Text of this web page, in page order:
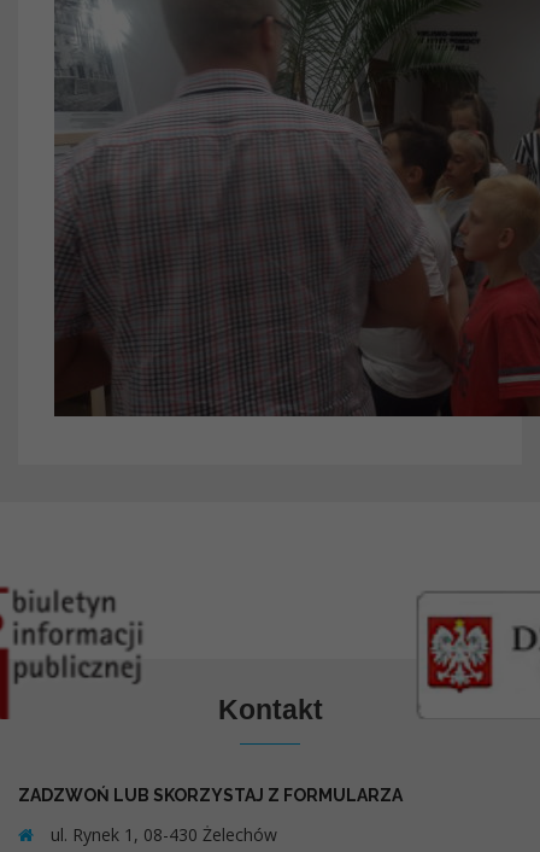
Kontakt
ZADZWOŃ LUB SKORZYSTAJ Z FORMULARZA
ul. Rynek 1, 08-430 Żelechów